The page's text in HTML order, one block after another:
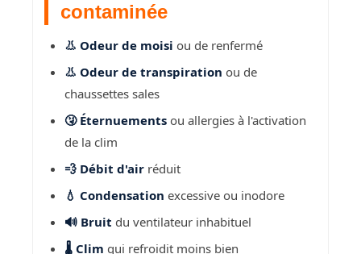
contaminée
👃 Odeur de moisi ou de renfermé
👃 Odeur de transpiration ou de
chaussettes sales
🤧 Éternuements ou allergies à l'activation
de la clim
💨 Débit d'air réduit
💧 Condensation excessive ou inodore
🔊 Bruit du ventilateur inhabituel
🌡️ Clim qui refroidit moins bien